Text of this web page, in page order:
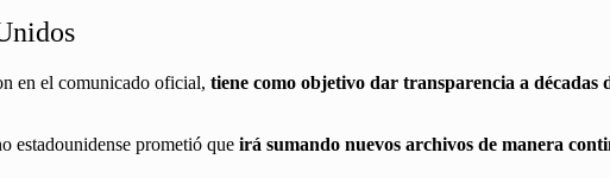
en el comunicado oficial, tiene como objetivo dar transparencia a décadas
estadounidense prometió que irá sumando nuevos archivos de manera